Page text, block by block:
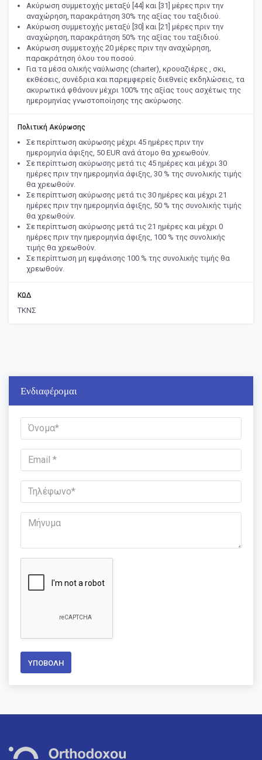
Ακύρωση συμμετοχής μεταξύ [44] και [31] μέρες πριν την
αναχώρηση, παρακράτηση 30% της αξίας του ταξιδιού.
Ακύρωση συμμετοχής μεταξύ [30] και [21] μέρες πριν την
αναχώρηση, παρακράτηση 50% της αξίας του ταξιδιού.
Ακύρωση συμμετοχής 20 μέρες πριν την αναχώρηση,
παρακράτηση όλου του ποσού.
Για τα μέσα ολικής ναύλωσης (charter), κρουαζιέρες , σκι,
εκθέσεις, συνέδρια και παρεμφερείς διεθνείς εκδηλώσεις, τα
ακυρωτικά φθάνουν μέχρι 100% της αξίας τους ασχέτως της
ημερομηνίας γνωστοποίησης της ακύρωσης.
Πολιτική Ακύρωσης
Σε περίπτωση ακύρωσης μέχρι 45 ημέρες πριν την
ημερομηνία άφιξης, 50 EUR ανά άτομο θα χρεωθούν.
Σε περίπτωση ακύρωσης μετά τις 45 ημέρες και μέχρι 30
ημέρες πριν την ημερομηνία άφιξης, 30 % της συνολικής τιμής
θα χρεωθούν.
Σε περίπτωση ακύρωσης μετά τις 30 ημέρες και μέχρι 21
ημέρες πριν την ημερομηνία άφιξης, 50 % της συνολικής τιμής
θα χρεωθούν.
Σε περίπτωση ακύρωσης μετά τις 21 ημέρες και μέχρι 0
ημέρες πριν την ημερομηνία άφιξης, 100 % της συνολικής
τιμής θα χρεωθούν.
Σε περίπτωση μη εμφάνισης 100 % της συνολικής τιμής θα
χρεωθούν.
ΚΩΔ
ΤΚΝΣ
Ενδιαφέρομαι
ΥΠΟΒΟΛΉ